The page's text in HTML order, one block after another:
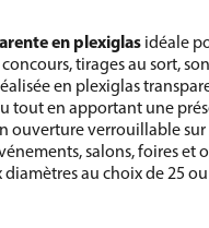
en plexiglas idéale
tirages au sort,
en plexiglas
tout en apportant une
ouverture verrouillable
salons, foires
au choix de 25